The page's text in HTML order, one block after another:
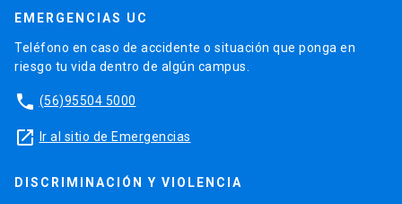
EMERGENCIAS UC
Teléfono en caso de accidente o situación que ponga en
riesgo tu vida dentro de algún campus.
phone (56)95504 5000
launch Ir al sitio de Emergencias
DISCRIMINACIÓN Y VIOLENCIA